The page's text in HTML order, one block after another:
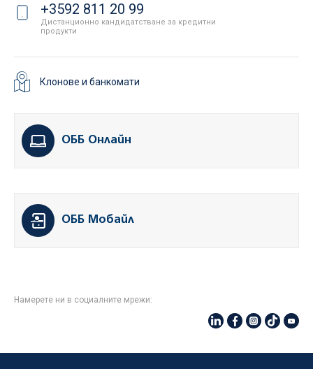
+3592 811 20 99
Дистанционно кандидатстване за кредитни
продукти
Клонове и банкомати
ОББ Онлайн
ОББ Мобайл
Намерете ни в социалните мрежи: